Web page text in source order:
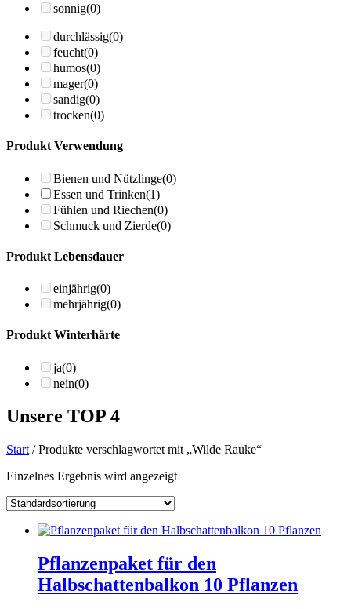
sonnig(0)
durchlässig(0)
feucht(0)
humos(0)
mager(0)
sandig(0)
trocken(0)
Produkt Verwendung
Bienen und Nützlinge(0)
Essen und Trinken(1)
Fühlen und Riechen(0)
Schmuck und Zierde(0)
Produkt Lebensdauer
einjährig(0)
mehrjährig(0)
Produkt Winterhärte
ja(0)
nein(0)
Unsere TOP 4
Start / Produkte verschlagwortet mit „Wilde Rauke“
Einzelnes Ergebnis wird angezeigt
Pflanzenpaket für den
Halbschattenbalkon 10 Pflanzen